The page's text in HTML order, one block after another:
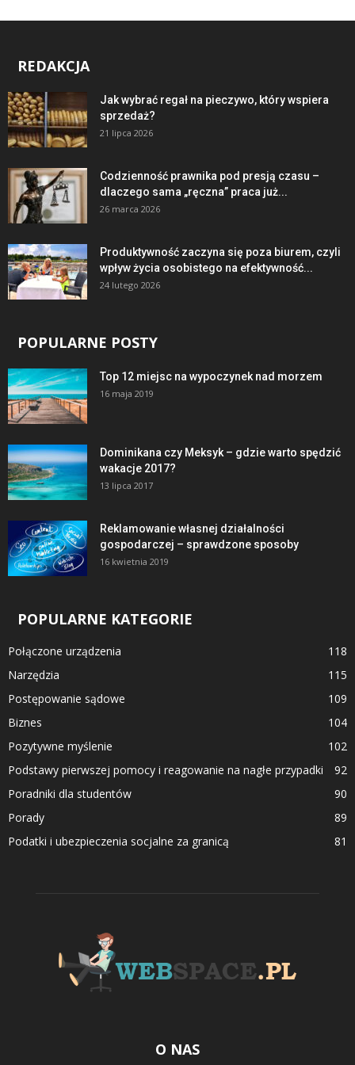
REDAKCJA
Jak wybrać regał na pieczywo, który wspiera
sprzedaż?
21 lipca 2026
Codzienność prawnika pod presją czasu –
dlaczego sama „ręczna” praca już...
26 marca 2026
Produktywność zaczyna się poza biurem, czyli
wpływ życia osobistego na efektywność...
24 lutego 2026
POPULARNE POSTY
Top 12 miejsc na wypoczynek nad morzem
16 maja 2019
Dominikana czy Meksyk – gdzie warto spędzić
wakacje 2017?
13 lipca 2017
Reklamowanie własnej działalności
gospodarczej – sprawdzone sposoby
16 kwietnia 2019
POPULARNE KATEGORIE
Połączone urządzenia
118
Narzędzia
115
Postępowanie sądowe
109
Biznes
104
Pozytywne myślenie
102
Podstawy pierwszej pomocy i reagowanie na nagłe przypadki
92
Poradniki dla studentów
90
Porady
89
Podatki i ubezpieczenia socjalne za granicą
81
O NAS